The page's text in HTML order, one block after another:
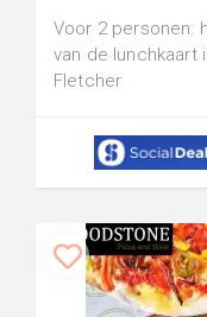
Voor 2 personen:
van de lunchkaart
Fletcher